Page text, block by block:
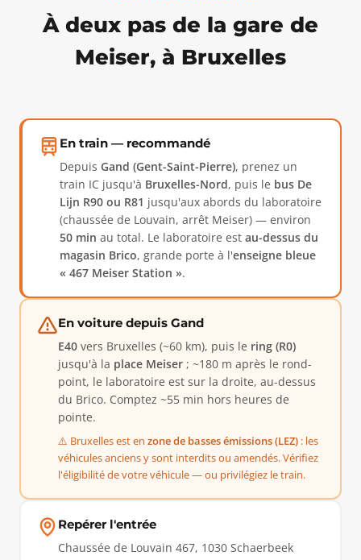
À deux pas de la gare de
Meiser, à Bruxelles
En train — recommandé
Depuis Gand (Gent-Saint-Pierre), prenez un
train IC jusqu'à Bruxelles-Nord, puis le bus De
Lijn R90 ou R81 jusqu'aux abords du laboratoire
(chaussée de Louvain, arrêt Meiser) — environ
50 min au total. Le laboratoire est au-dessus du
magasin Brico, grande porte à l'enseigne bleue
« 467 Meiser Station ».
En voiture depuis Gand
E40vers Bruxelles (~60 km), puis le ring (R0)
jusqu'à la place Meiser; ~180 m après le rond-
point, le laboratoire est sur la droite, au-dessus
du Brico. Comptez ~55 min hors heures de
pointe.
⚠️ Bruxelles est en zone de basses émissions (LEZ): les
véhicules anciens y sont interdits ou amendés. Vérifiez
l'éligibilité de votre véhicule — ou privilégiez le train.
Repérer l'entrée
Chaussée de Louvain 467, 1030 Schaerbeek